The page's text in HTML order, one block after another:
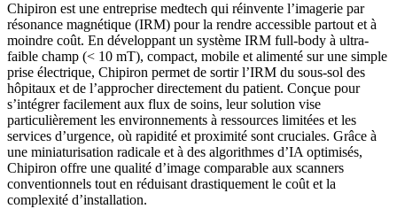
Chipiron est une entreprise medtech qui réinvente l’imagerie par
résonance magnétique (IRM) pour la rendre accessible partout et à
moindre coût. En développant un système IRM full-body à ultra-
faible champ (< 10 mT), compact, mobile et alimenté sur une simple
prise électrique, Chipiron permet de sortir l’IRM du sous-sol des
hôpitaux et de l’approcher directement du patient. Conçue pour
s’intégrer facilement aux flux de soins, leur solution vise
particulièrement les environnements à ressources limitées et les
services d’urgence, où rapidité et proximité sont cruciales. Grâce à
une miniaturisation radicale et à des algorithmes d’IA optimisés,
Chipiron offre une qualité d’image comparable aux scanners
conventionnels tout en réduisant drastiquement le coût et la
complexité d’installation.